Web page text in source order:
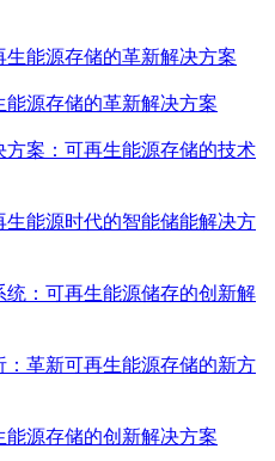
能源存储的革新解决方案
源存储的革新解决方案
方案：可再生能源存储的技术
能源时代的智能储能解决方
：可再生能源储存的创新解
革新可再生能源存储的新方
源存储的创新解决方案